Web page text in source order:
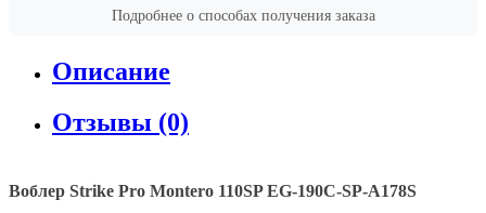
Подробнее о способах получения заказа
Описание
Отзывы (0)
Воблер Strike Pro Montero 110SP EG-190C-SP-A178S